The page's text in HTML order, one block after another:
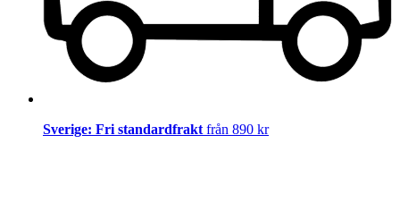
Sverige: Fri standardfrakt från 890 kr